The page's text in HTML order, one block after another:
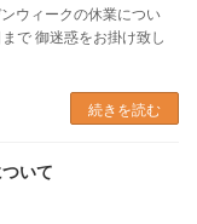
ウィークの休業につい
で 御迷惑をお掛け致し
続きを読む
いて